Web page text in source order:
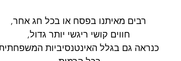
רבים מאיתנו בפסח או בכל חג אחר,
חווים קושי ריגשי יותר גדול,
כנראה גם בגלל האינטנסיביות